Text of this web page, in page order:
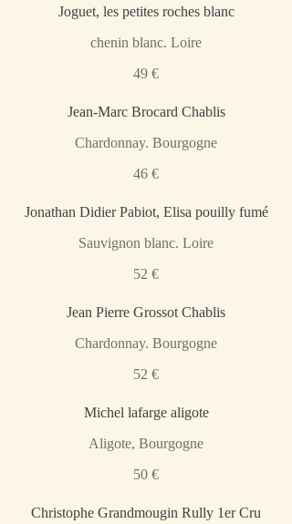
Joguet, les petites roches blanc
chenin blanc. Loire
49 €
Jean-Marc Brocard Chablis
Chardonnay. Bourgogne
46 €
Jonathan Didier Pabiot, Elisa pouilly fumé
Sauvignon blanc. Loire
52 €
Jean Pierre Grossot Chablis
Chardonnay. Bourgogne
52 €
Michel lafarge aligote
Aligote, Bourgogne
50 €
Christophe Grandmougin Rully 1er Cru